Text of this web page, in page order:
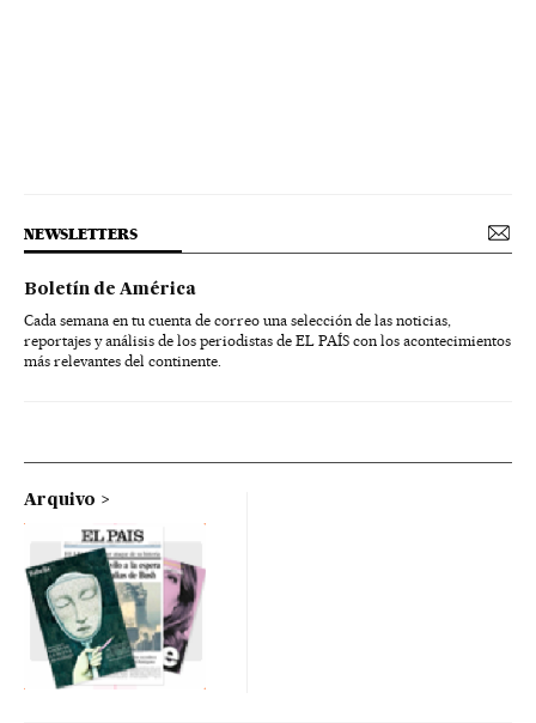
NEWSLETTERS
Boletín de América
Cada semana en tu cuenta de correo una selección de las noticias,
reportajes y análisis de los periodistas de EL PAÍS con los acontecimientos
más relevantes del continente.
Arquivo